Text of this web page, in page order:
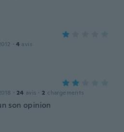
· 4 avis
· 24 avis · 2 chargements
son opinion